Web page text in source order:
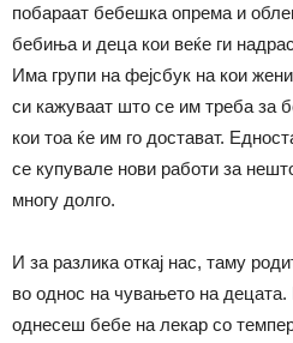
побараат бебешка опрема и
бебиња и деца кои веќе ги
Има групи на фејсбук на кои
си кажуваат што се им треба за
кои тоа ќе им го достават.
се купувале нови работи за
многу долго.
И за разлика откај нас, таму
во однос на чувањето на
однесеш бебе на лекар со